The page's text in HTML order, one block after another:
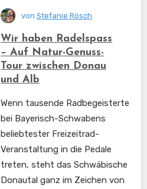
Wir haben Radelspass
– Auf Natur-Genuss-
Tour zwischen Donau
und Alb
vonStefanie Rösch
Wenn tausende Radbegeisterte
bei Bayerisch-Schwabens
beliebtester Freizeitrad-
Veranstaltung in die Pedale
treten, steht das Schwäbische
Donautal ganz im Zeichen von